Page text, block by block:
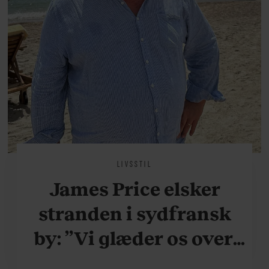
LIVSSTIL
James Price elsker
stranden i sydfransk
by: ”Vi glæder os over,